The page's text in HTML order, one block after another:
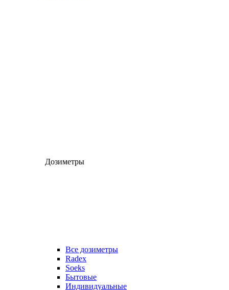
Дозиметры
Все дозиметры
Radex
Soeks
Бытовые
Индивидуальные